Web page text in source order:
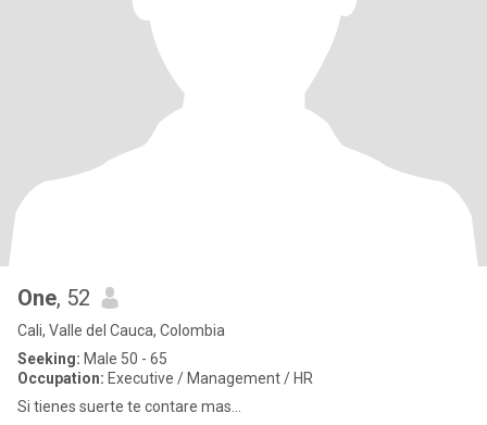
One, 52
Cali, Valle del Cauca, Colombia
Seeking: Male 50 - 65
Occupation: Executive / Management / HR
Si tienes suerte te contare mas...